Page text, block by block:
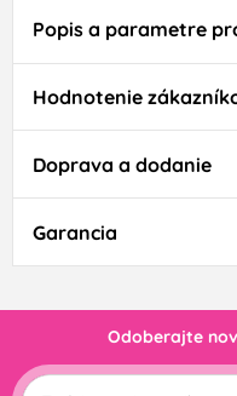
Popis a parametre
Hodnotenie
Doprava a dodanie
Garancia
Odoberajte